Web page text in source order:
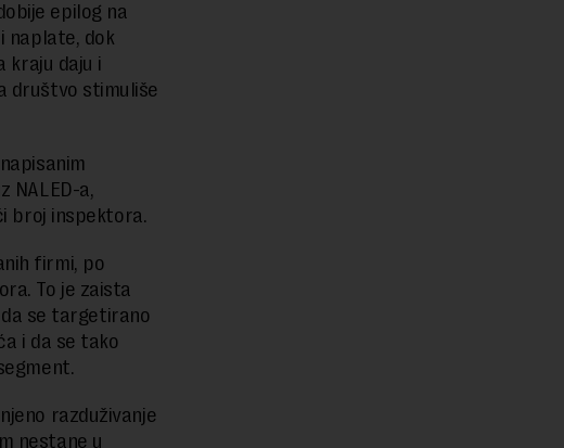
epilog na
naplate, dok
kraju daju i
društvo stimuliše
NALED-a,
broj inspektora.
firmi, po
To je zaista
da se targetirano
i da se tako
razduživanje
nestane u